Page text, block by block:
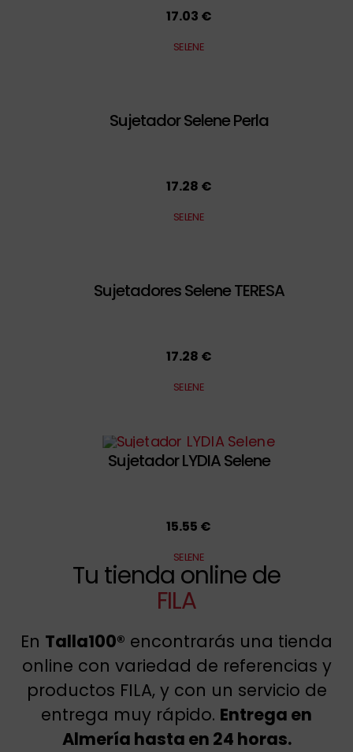
17.03 €
SELENE
Sujetador Selene Perla
17.28 €
SELENE
Sujetadores Selene TERESA
17.28 €
SELENE
Sujetador LYDIA Selene
15.55 €
SELENE
Tu tienda online de
FILA
En Talla100® encontrarás una tienda
online con variedad de referencias y
productos FILA, y con un servicio de
entrega muy rápido. Entrega en
Almería hasta en 24 horas.